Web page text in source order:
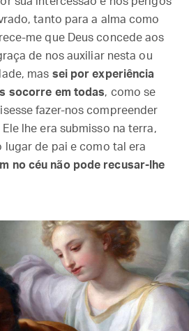
tanto para a alma como
me que Deus concede aos
de nos auxiliar nesta ou
mas sei por experiência
socorre em todas, como se
fazer-nos compreender
lhe era submisso na terra,
lugar de pai e como tal era
no céu não pode recusar-lhe